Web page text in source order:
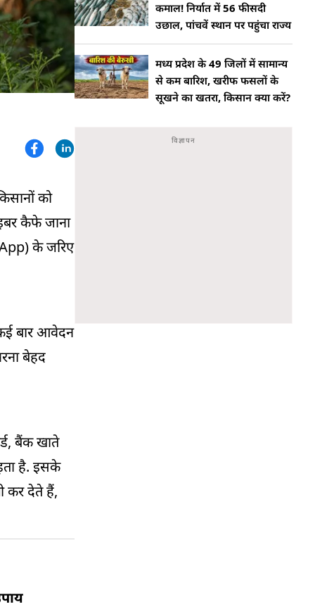
को
कैफे जाना
के जरिए
बार आवेदन
बेहद
बैंक खाते
है. इसके
कर देते हैं,
कमाल! निर्यात में 56 फीसदी
उछाल, पांचवें स्थान पर पहुंचा राज्य
मध्य प्रदेश के 49 जिलों में सामान्य
से कम बारिश, खरीफ फसलों के
सूखने का खतरा, किसान क्या करें?